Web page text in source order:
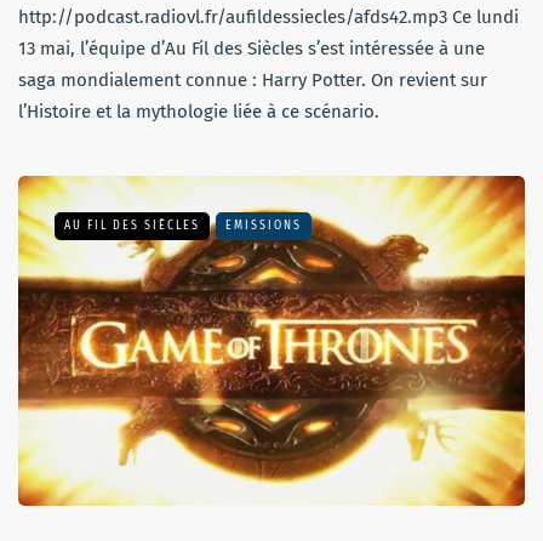
http://podcast.radiovl.fr/aufildessiecles/afds42.mp3 Ce lundi
13 mai, l’équipe d’Au Fil des Siècles s’est intéressée à une
saga mondialement connue : Harry Potter. On revient sur
l’Histoire et la mythologie liée à ce scénario.
AU FIL DES SIÈCLES EMISSIONS